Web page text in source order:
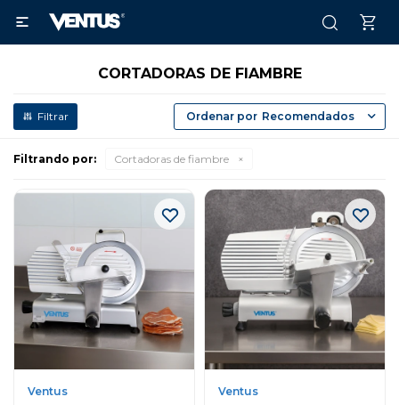

CORTADORAS DE FIAMBRE
Recomendados
Filtrando por: Cortadoras de fiambre
Ventus Ventus